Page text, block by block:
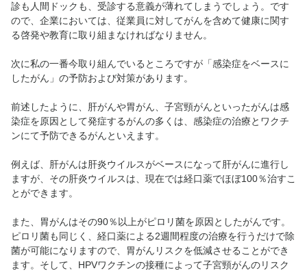
診も人間ドックも、受診する意義が薄れてしまうでしょう。です
ので、企業においては、従業員に対してがんを含めて健康に関す
る啓発や教育に取り組まなければなりません。
次に私の一番今取り組んでいるところですが「感染症をベースに
したがん」の予防および対策があります。
前述したように、肝がんや胃がん、子宮頸がんといったがんは感
染症を原因として発症するがんの多くは、感染症の治療とワクチ
ンにて予防できるがんといえます。
例えば、肝がんは肝炎ウイルスがベースになって肝がんに進行し
ますが、その肝炎ウイルスは、現在では経口薬でほぼ100％治すこ
とができます。
また、胃がんはその90％以上がピロリ菌を原因としたがんです。
ピロリ菌も同じく、経口薬による2週間程度の治療を行うだけで除
菌が可能になりますので、胃がんリスクを低減させることができ
ます。そして、HPVワクチンの接種によって子宮頸がんのリスク